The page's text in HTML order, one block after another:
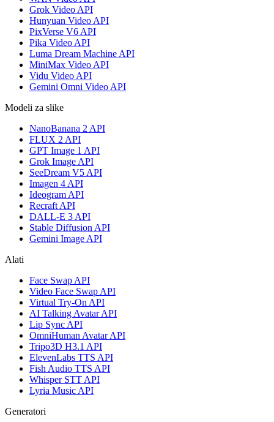
Grok Video API
Hunyuan Video API
PixVerse V6 API
Pika Video API
Luma Dream Machine API
MiniMax Video API
Vidu Video API
Gemini Omni Video API
Modeli za slike
NanoBanana 2 API
FLUX 2 API
GPT Image 1 API
Grok Image API
SeeDream V5 API
Imagen 4 API
Ideogram API
Recraft API
DALL-E 3 API
Stable Diffusion API
Gemini Image API
Alati
Face Swap API
Video Face Swap API
Virtual Try-On API
AI Talking Avatar API
Lip Sync API
OmniHuman Avatar API
Tripo3D H3.1 API
ElevenLabs TTS API
Fish Audio TTS API
Whisper STT API
Lyria Music API
Generatori